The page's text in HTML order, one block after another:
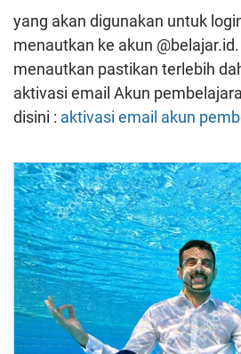
yang akan digunakan untuk
menautkan ke akun
menautkan pastikan terlebih
aktivasi email Akun
disini : aktivasi email akun